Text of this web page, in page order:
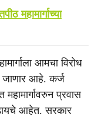
महामार्गाच्या
आमचा विरोध
जाणार आहे. कर्ज
प्रवास
आहेत. सरकार